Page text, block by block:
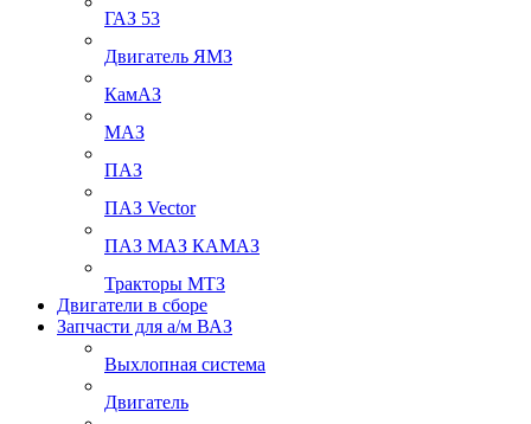
ГАЗ 53
Двигатель ЯМЗ
КамАЗ
МАЗ
ПАЗ
ПАЗ Vector
ПАЗ МАЗ КАМАЗ
Тракторы МТЗ
Двигатели в сборе
Запчасти для а/м ВАЗ
Выхлопная система
Двигатель